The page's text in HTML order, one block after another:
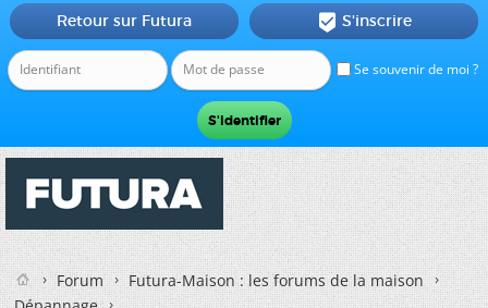
Se souvenir de moi ?
Retour sur Futura  S'inscrire
Forum
Futura-Maison : les forums de la maison